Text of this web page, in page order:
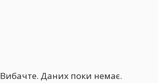
Вибачте. Даних поки немає.